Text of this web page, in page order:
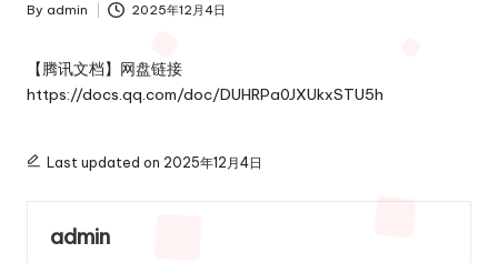
Posted
By admin 2025年12月4日
【腾讯文档】网盘链接
https://docs.qq.com/doc/DUHRPa0JXUkxSTU5h
Last updated on 2025年12月4日
admin